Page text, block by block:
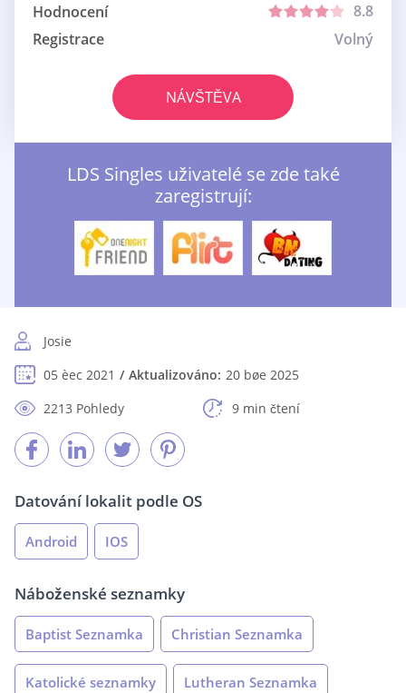
Hodnocení
8.8
Registrace
Volný
NÁVŠTĚVA
LDS Singles uživatelé se zde také
zaregistrují:
Josie
05 èec 2021
Aktualizováno: 20 bøe 2025
2213 Pohledy
9 min čtení
Datování lokalit podle OS
Android IOS
Náboženské seznamky
Baptist Seznamka Christian Seznamka
Katolické seznamky Lutheran Seznamka